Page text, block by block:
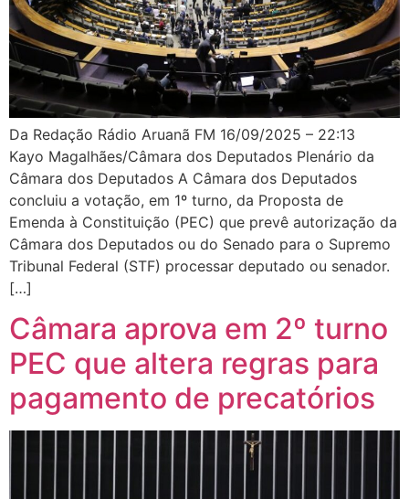
Da Redação Rádio Aruanã FM 16/09/2025 – 22:13
Kayo Magalhães/Câmara dos Deputados Plenário da
Câmara dos Deputados A Câmara dos Deputados
concluiu a votação, em 1º turno, da Proposta de
Emenda à Constituição (PEC) que prevê autorização da
Câmara dos Deputados ou do Senado para o Supremo
Tribunal Federal (STF) processar deputado ou senador.
[…]
Câmara aprova em 2º turno
PEC que altera regras para
pagamento de precatórios